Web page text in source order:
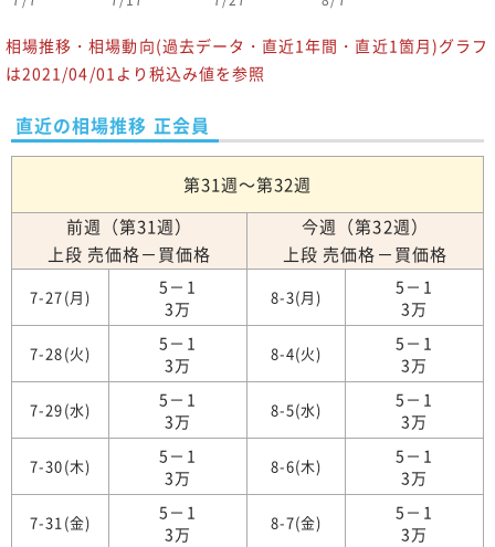
相場推移・相場動向(過去データ・直近1年間・直近1箇月)グラフ
は2021/04/01より税込み値を参照
直近の相場推移 正会員
第31週～第32週
前週（第31週）
上段 売価格－買価格
今週（第32週）
上段 売価格－買価格
7-27(月)
5－1
3万
7-28(火)
5－1
3万
7-29(水)
5－1
3万
7-30(木)
5－1
3万
7-31(金)
5－1
3万
8-3(月)
5－1
3万
8-4(火)
5－1
3万
8-5(水)
5－1
3万
8-6(木)
5－1
3万
8-7(金)
5－1
3万